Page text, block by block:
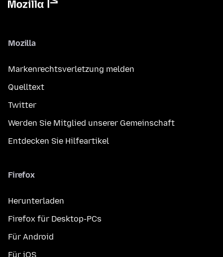
Mozilla
Markenrechtsverletzung melden
Quelltext
Twitter
Werden Sie Mitglied unserer Gemeinschaft
Entdecken Sie Hilfeartikel
Firefox
Herunterladen
Firefox für Desktop-PCs
Für Android
Für iOS